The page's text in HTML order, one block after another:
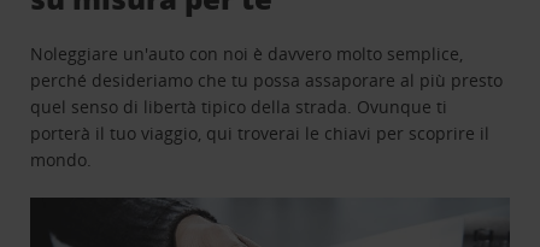
Noleggiare un'auto con noi è davvero molto semplice,
perché desideriamo che tu possa assaporare al più presto
quel senso di libertà tipico della strada. Ovunque ti
porterà il tuo viaggio, qui troverai le chiavi per scoprire il
mondo.